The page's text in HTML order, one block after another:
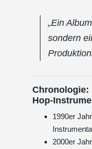
„Ein
sondern
Chronologie:
Hop-
1990er
2000er